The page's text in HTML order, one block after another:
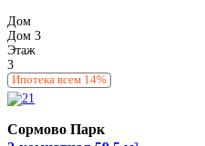
Дом
Дом 3
Этаж
3
Ипотека всем 14%
Сормово Парк